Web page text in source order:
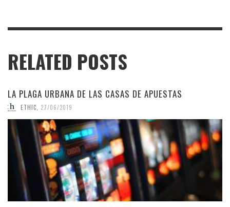
RELATED POSTS
LA PLAGA URBANA DE LAS CASAS DE APUESTAS
ETHIC 27/06/2019